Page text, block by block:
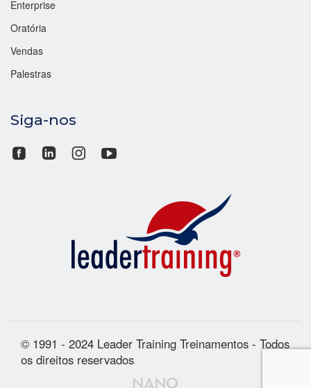
Enterprise
Oratória
Vendas
Palestras
Siga-nos
© 1991 - 2024 Leader Training Treinamentos - Todos
os direitos reservados